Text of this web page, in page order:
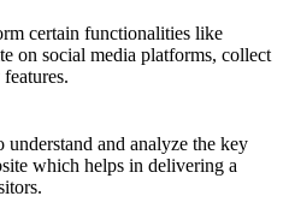
certain functionalities like
on social media platforms, collect
understand and analyze the key
which helps in delivering a